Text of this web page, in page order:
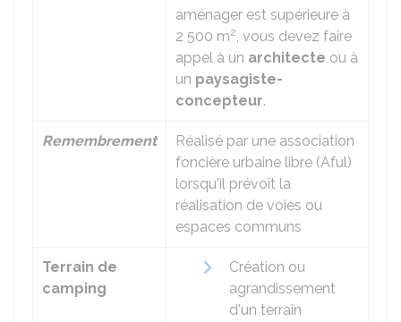
aménager est supérieure à
2 500 m2, vous devez faire
appel à un architecte ou à
un paysagiste-
concepteur.
Remembrement
Réalisé par une association
foncière urbaine libre (Aful)
lorsqu'il prévoit la
réalisation de voies ou
espaces communs
Terrain de
camping
Création ou
agrandissement
d'un terrain